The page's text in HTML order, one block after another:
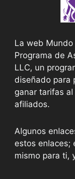
La web
Programa de
LLC, un
diseñado para
ganar tarifas
afiliados.
Algunos
estos enlaces;
mismo para ti,